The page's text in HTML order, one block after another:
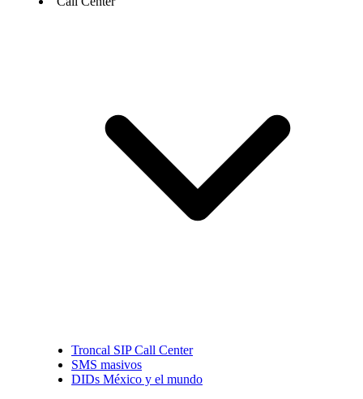
Troncal SIP Call Center
SMS masivos
DIDs México y el mundo